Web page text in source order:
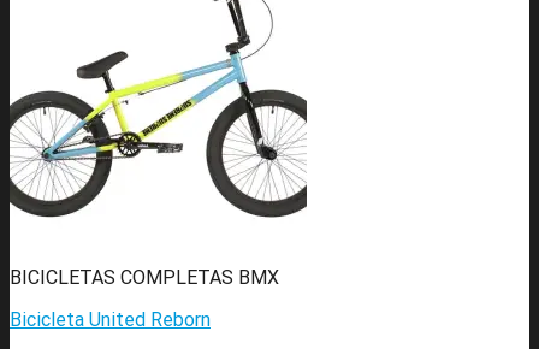
BICICLETAS COMPLETAS BMX
Bicicleta United Reborn